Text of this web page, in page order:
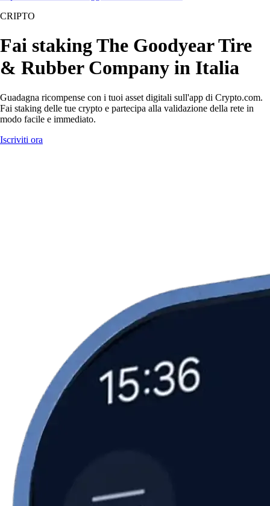
CRIPTO
Fai staking The Goodyear Tire
& Rubber Company in Italia
Guadagna ricompense con i tuoi asset digitali sull'app di Crypto.com.
Fai staking delle tue crypto e partecipa alla validazione della rete in
modo facile e immediato.
Iscriviti ora